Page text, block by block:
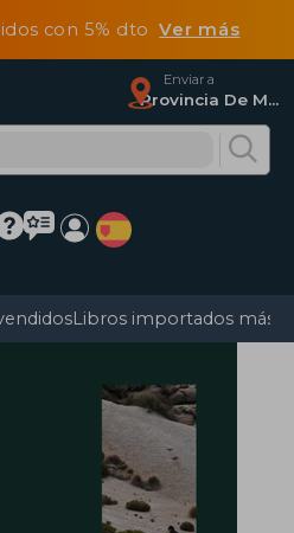
con 5% dtoVer más
Enviar a
Provincia De Madrid
Libros importados más